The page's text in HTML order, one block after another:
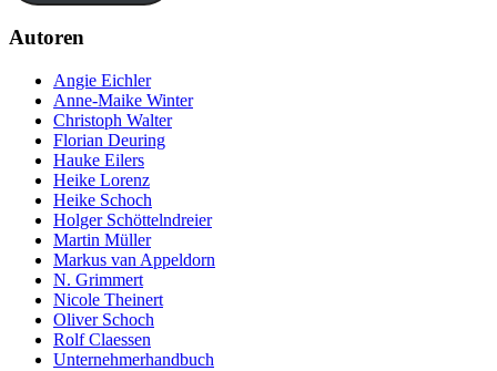
Autoren
Angie Eichler
Anne-Maike Winter
Christoph Walter
Florian Deuring
Hauke Eilers
Heike Lorenz
Heike Schoch
Holger Schöttelndreier
Martin Müller
Markus van Appeldorn
N. Grimmert
Nicole Theinert
Oliver Schoch
Rolf Claessen
Unternehmerhandbuch